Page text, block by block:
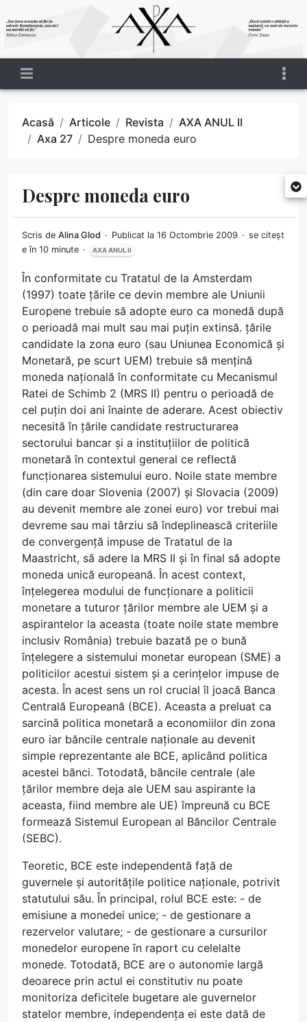
Acasă Articole Revista
AXA ANUL II
Axa 27
Despre moneda euro
Despre moneda euro
Scris de Alina Glod Publicat la 16 Octombrie 2009
se citeșt
e în 10 minute
AXA ANUL II
În conformitate cu Tratatul de la Amsterdam
(1997) toate țările ce devin membre ale Uniunii
Europene trebuie să adopte euro ca monedă după
o perioadă mai mult sau mai puțin extinsă. țările
candidate la zona euro (sau Uniunea Economică și
Monetară, pe scurt UEM) trebuie să mențină
moneda națională în conformitate cu Mecanismul
Ratei de Schimb 2 (MRS II) pentru o perioadă de
cel puțin doi ani înainte de aderare. Acest obiectiv
necesită în țările candidate restructurarea
sectorului bancar și a instituțiilor de politică
monetară în contextul general ce reflectă
funcționarea sistemului euro. Noile state membre
(din care doar Slovenia (2007) și Slovacia (2009)
au devenit membre ale zonei euro) vor trebui mai
devreme sau mai târziu să îndeplinească criteriile
de convergență impuse de Tratatul de la
Maastricht, să adere la MRS II și în final să adopte
moneda unică europeană. În acest context,
înțelegerea modului de funcționare a politicii
monetare a tuturor țărilor membre ale UEM și a
aspirantelor la aceasta (toate noile state membre
inclusiv România) trebuie bazată pe o bună
înțelegere a sistemului monetar european (SME) a
politicilor acestui sistem și a cerințelor impuse de
acesta. În acest sens un rol crucial îl joacă Banca
Centrală Europeană (BCE). Aceasta a preluat ca
sarcină politica monetară a economiilor din zona
euro iar băncile centrale naționale au devenit
simple reprezentante ale BCE, aplicând politica
acestei bănci. Totodată, băncile centrale (ale
țărilor membre deja ale UEM sau aspirante la
aceasta, fiind membre ale UE) împreună cu BCE
formează Sistemul European al Băncilor Centrale
(SEBC).
Teoretic, BCE este independentă față de
guvernele și autoritățile politice naționale, potrivit
statutului său. În principal, rolul BCE este: - de
emisiune a monedei unice; - de gestionare a
rezervelor valutare; - de gestionare a cursurilor
monedelor europene în raport cu celelalte
monede. Totodată, BCE are o autonomie largă
deoarece prin actul ei constitutiv nu poate
monitoriza deficitele bugetare ale guvernelor
statelor membre, independența ei este dată de